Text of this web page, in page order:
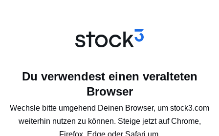
Du verwendest einen veralteten
Browser
Wechsle bitte umgehend Deinen Browser, um stock3.com
weiterhin nutzen zu können. Steige jetzt auf Chrome,
Firefox, Edge oder Safari um.